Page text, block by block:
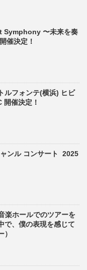
Symphony 〜未来を奏
催決定！
ルフォンテ(横浜) ヒビ
催決定！
ンル コンサート 2025
楽ホールでのツアーを
で、僕の表現を感じて